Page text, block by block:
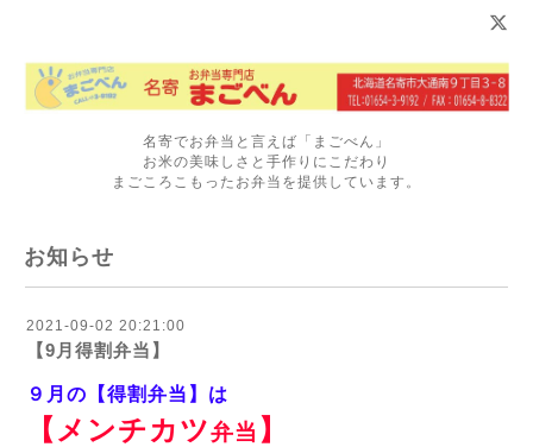
名寄でお弁当と言えば「まごべん」
お米の美味しさと手作りにこだわり
まごころこもったお弁当を提供しています。
お知らせ
2021-09-02 20:21:00
【9月得割弁当】
９月の【得割弁当】は
【メンチカツ弁当 】